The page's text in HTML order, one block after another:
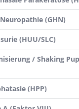
(GHN)
(HUU/SLC)
/ Shaking
(HPP)